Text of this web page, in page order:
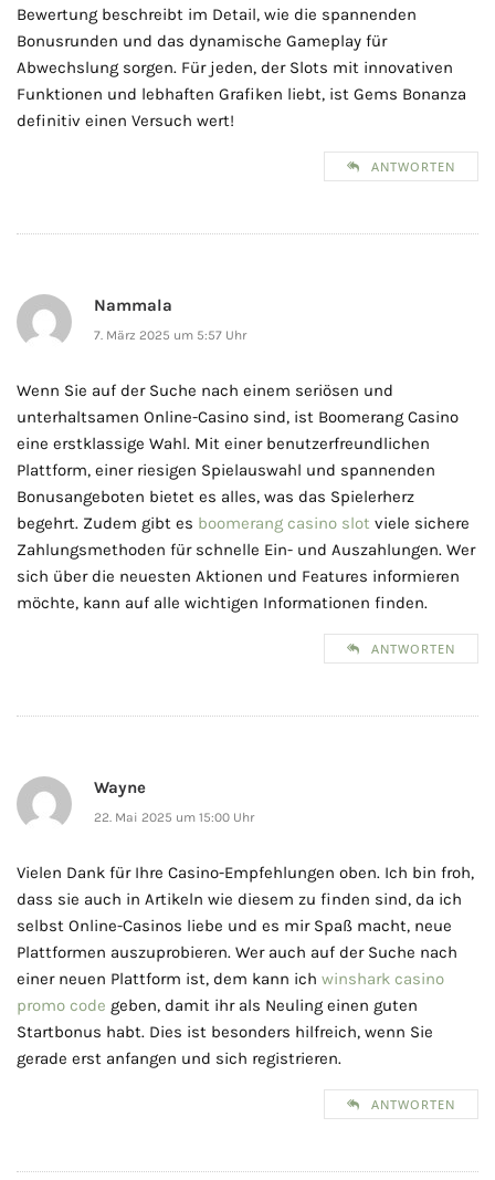
Bewertung beschreibt im Detail, wie die spannenden
Bonusrunden und das dynamische Gameplay für
Abwechslung sorgen. Für jeden, der Slots mit innovativen
Funktionen und lebhaften Grafiken liebt, ist Gems Bonanza
definitiv einen Versuch wert!
ANTWORTEN
Nammala
7. März 2025 um 5:57 Uhr
Wenn Sie auf der Suche nach einem seriösen und
unterhaltsamen Online-Casino sind, ist Boomerang Casino
eine erstklassige Wahl. Mit einer benutzerfreundlichen
Plattform, einer riesigen Spielauswahl und spannenden
Bonusangeboten bietet es alles, was das Spielerherz
begehrt. Zudem gibt es boomerang casino slot viele sichere
Zahlungsmethoden für schnelle Ein- und Auszahlungen. Wer
sich über die neuesten Aktionen und Features informieren
möchte, kann auf alle wichtigen Informationen finden.
ANTWORTEN
Wayne
22. Mai 2025 um 15:00 Uhr
Vielen Dank für Ihre Casino-Empfehlungen oben. Ich bin froh,
dass sie auch in Artikeln wie diesem zu finden sind, da ich
selbst Online-Casinos liebe und es mir Spaß macht, neue
Plattformen auszuprobieren. Wer auch auf der Suche nach
einer neuen Plattform ist, dem kann ich winshark casino
promo code geben, damit ihr als Neuling einen guten
Startbonus habt. Dies ist besonders hilfreich, wenn Sie
gerade erst anfangen und sich registrieren.
ANTWORTEN